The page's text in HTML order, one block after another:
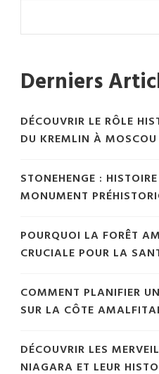
Derniers
DÉCOUVRIR LE RÔLE
DU KREMLIN À MOSCOU
STONEHENGE :
MONUMENT
POURQUOI LA FORÊT
CRUCIALE POUR LA
COMMENT PLANIFIER
SUR LA CÔTE
DÉCOUVRIR LES
NIAGARA ET LEUR